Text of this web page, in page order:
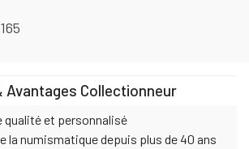
Avantages Collectionneur
qualité et personnalisé
la numismatique depuis plus de 40 ans